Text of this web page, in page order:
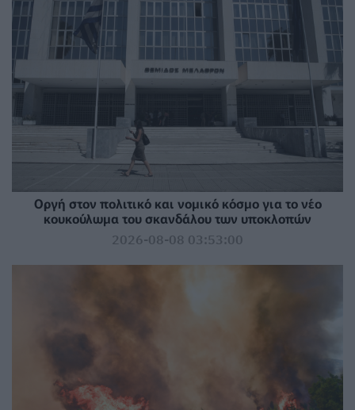
Οργή στον πολιτικό και νομικό κόσμο για το νέο
κουκούλωμα του σκανδάλου των υποκλοπών
2026-08-08 03:53:00